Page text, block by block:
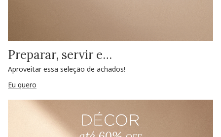
Preparar, servir e…
Aproveitar essa seleção de achados!
Eu quero